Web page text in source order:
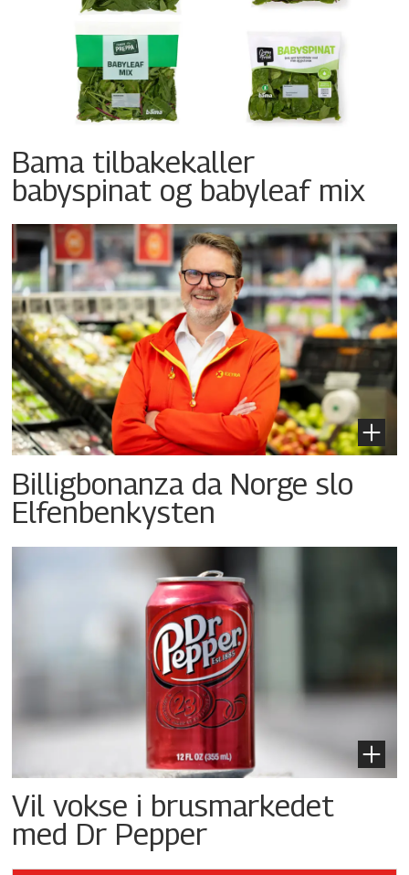
Bama tilbakekaller
babyspinat og babyleaf mix
Billigbonanza da Norge slo
Elfenbenkysten
Vil vokse i brusmarkedet
med Dr Pepper